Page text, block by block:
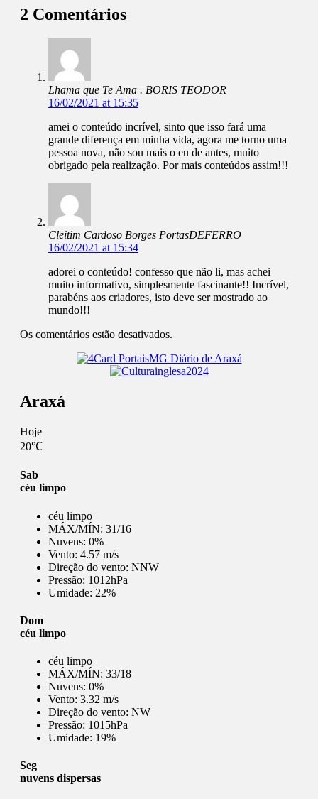
2 Comentários
Lhama que Te Ama . BORIS TEODOR
16/02/2021 at 15:35
amei o conteúdo incrível, sinto que isso fará uma
grande diferença em minha vida, agora me torno uma
pessoa nova, não sou mais o eu de antes, muito
obrigado pela realização. Por mais conteúdos assim!!!
Cleitim Cardoso Borges PortasDEFERRO
16/02/2021 at 15:34
adorei o conteúdo! confesso que não li, mas achei
muito informativo, simplesmente fascinante!! Incrível,
parabéns aos criadores, isto deve ser mostrado ao
mundo!!!
Os comentários estão desativados.
Araxá
Hoje
20℃
Sab
céu limpo
céu limpo
MÁX/MÍN: 31/16
Nuvens: 0%
Vento: 4.57 m/s
Direção do vento: NNW
Pressão: 1012hPa
Umidade: 22%
Dom
céu limpo
céu limpo
MÁX/MÍN: 33/18
Nuvens: 0%
Vento: 3.32 m/s
Direção do vento: NW
Pressão: 1015hPa
Umidade: 19%
Seg
nuvens dispersas